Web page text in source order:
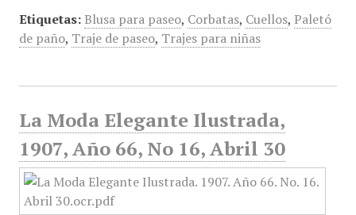
Etiquetas: Blusa para paseo, Corbatas, Cuellos, Paletó
de paño, Traje de paseo, Trajes para niñas
La Moda Elegante Ilustrada,
1907, Año 66, No 16, Abril 30